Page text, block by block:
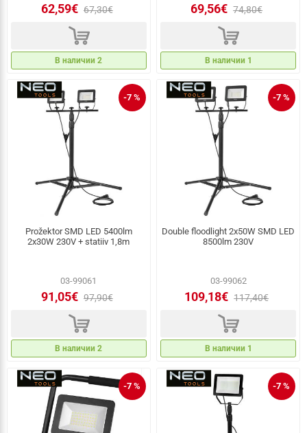
62,59€ 67,30€
d
В наличии 2
69,56€ 74,80€
d
В наличии 1
-7 %
Prožektor SMD LED 5400lm
2x30W 230V + statiiv 1,8m
03-99061
91,05€ 97,90€
d
В наличии 2
-7 %
Double floodlight 2x50W SMD LED
8500lm 230V
03-99062
109,18€ 117,40€
d
В наличии 1
-7 % -7 %